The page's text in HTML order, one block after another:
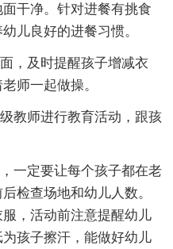
干净。针对进餐有挑食
儿良好的进餐习惯。
，及时提醒孩子增减衣
师一起做操。
教师进行教育活动，跟孩
一定要让每个孩子都在老
检查场地和幼儿人数。
，活动前注意提醒幼儿
孩子擦汗，能做好幼儿